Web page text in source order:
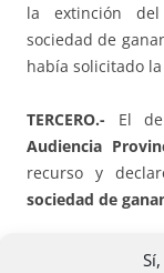
la extinción del
sociedad de
había solicitado
TERCERO.- El
Audiencia
recurso y
sociedad de
Frente a dicha